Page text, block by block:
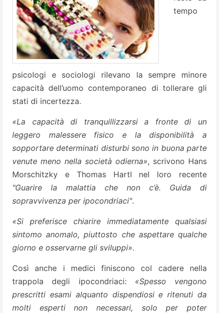
tempo
psicologi e sociologi rilevano la sempre minore
capacità dell’uomo contemporaneo di tollerare gli
stati di incertezza.
«La capacità di tranquillizzarsi a fronte di un
leggero malessere fisico e la disponibilità a
sopportare determinati disturbi sono in buona parte
venute meno nella società odierna», scrivono Hans
Morschitzky e Thomas Hartl nel loro recente
"Guarire la malattia che non c’è. Guida di
sopravvivenza per ipocondriaci".
«Si preferisce chiarire immediatamente qualsiasi
sintomo anomalo, piuttosto che aspettare qualche
giorno e osservarne gli sviluppi».
Così anche i medici finiscono col cadere nella
trappola degli ipocondriaci: «Spesso vengono
prescritti esami alquanto dispendiosi e ritenuti da
molti esperti non necessari, solo per poter